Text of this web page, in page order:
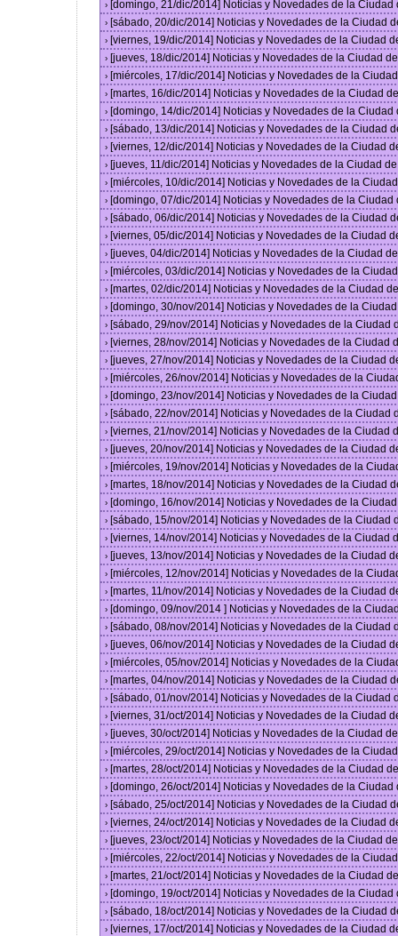
› [domingo, 21/dic/2014] Noticias y Novedades de la
› [sábado, 20/dic/2014] Noticias y Novedades de la Ciudad
› [viernes, 19/dic/2014] Noticias y Novedades de la Ciudad
› [jueves, 18/dic/2014] Noticias y Novedades de la Ciudad
› [miércoles, 17/dic/2014] Noticias y Novedades de la
› [martes, 16/dic/2014] Noticias y Novedades de la Ciudad
› [domingo, 14/dic/2014] Noticias y Novedades de la
› [sábado, 13/dic/2014] Noticias y Novedades de la Ciudad
› [viernes, 12/dic/2014] Noticias y Novedades de la Ciudad
› [jueves, 11/dic/2014] Noticias y Novedades de la Ciudad
› [miércoles, 10/dic/2014] Noticias y Novedades de la
› [domingo, 07/dic/2014] Noticias y Novedades de la
› [sábado, 06/dic/2014] Noticias y Novedades de la Ciudad
› [viernes, 05/dic/2014] Noticias y Novedades de la Ciudad
› [jueves, 04/dic/2014] Noticias y Novedades de la Ciudad
› [miércoles, 03/dic/2014] Noticias y Novedades de la
› [martes, 02/dic/2014] Noticias y Novedades de la Ciudad
› [domingo, 30/nov/2014] Noticias y Novedades de la
› [sábado, 29/nov/2014] Noticias y Novedades de la Ciudad
› [viernes, 28/nov/2014] Noticias y Novedades de la Ciudad
› [jueves, 27/nov/2014] Noticias y Novedades de la Ciudad
› [miércoles, 26/nov/2014] Noticias y Novedades de la
› [domingo, 23/nov/2014] Noticias y Novedades de la
› [sábado, 22/nov/2014] Noticias y Novedades de la Ciudad
› [viernes, 21/nov/2014] Noticias y Novedades de la Ciudad
› [jueves, 20/nov/2014] Noticias y Novedades de la Ciudad
› [miércoles, 19/nov/2014] Noticias y Novedades de la
› [martes, 18/nov/2014] Noticias y Novedades de la Ciudad
› [domingo, 16/nov/2014] Noticias y Novedades de la
› [sábado, 15/nov/2014] Noticias y Novedades de la Ciudad
› [viernes, 14/nov/2014] Noticias y Novedades de la Ciudad
› [jueves, 13/nov/2014] Noticias y Novedades de la Ciudad
› [miércoles, 12/nov/2014] Noticias y Novedades de la
› [martes, 11/nov/2014] Noticias y Novedades de la Ciudad
› [domingo, 09/nov/2014 ] Noticias y Novedades de la
› [sábado, 08/nov/2014] Noticias y Novedades de la Ciudad
› [jueves, 06/nov/2014] Noticias y Novedades de la Ciudad
› [miércoles, 05/nov/2014] Noticias y Novedades de la
› [martes, 04/nov/2014] Noticias y Novedades de la Ciudad
› [sábado, 01/nov/2014] Noticias y Novedades de la Ciudad
› [viernes, 31/oct/2014] Noticias y Novedades de la Ciudad
› [jueves, 30/oct/2014] Noticias y Novedades de la Ciudad
› [miércoles, 29/oct/2014] Noticias y Novedades de la
› [martes, 28/oct/2014] Noticias y Novedades de la Ciudad
› [domingo, 26/oct/2014] Noticias y Novedades de la
› [sábado, 25/oct/2014] Noticias y Novedades de la Ciudad
› [viernes, 24/oct/2014] Noticias y Novedades de la Ciudad
› [jueves, 23/oct/2014] Noticias y Novedades de la Ciudad
› [miércoles, 22/oct/2014] Noticias y Novedades de la
› [martes, 21/oct/2014] Noticias y Novedades de la Ciudad
› [domingo, 19/oct/2014] Noticias y Novedades de la
› [sábado, 18/oct/2014] Noticias y Novedades de la Ciudad
› [viernes, 17/oct/2014] Noticias y Novedades de la Ciudad